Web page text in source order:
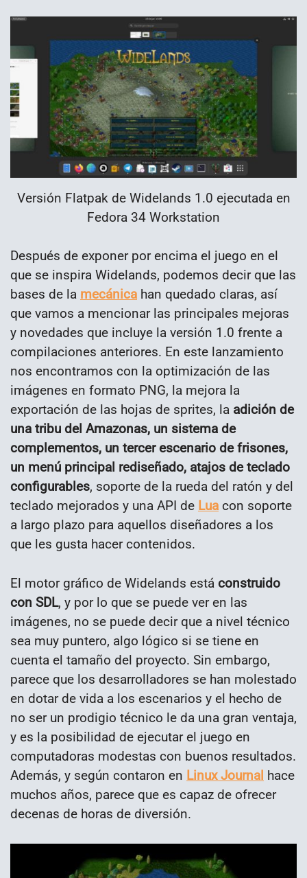
Versión Flatpak de Widelands 1.0 ejecutada en
Fedora 34 Workstation
Después de exponer por encima el juego en el
que se inspira Widelands, podemos decir que las
bases de la mecánica han quedado claras, así
que vamos a mencionar las principales mejoras
y novedades que incluye la versión 1.0 frente a
compilaciones anteriores. En este lanzamiento
nos encontramos con la optimización de las
imágenes en formato PNG, la mejora la
exportación de las hojas de sprites, la adición de
una tribu del Amazonas, un sistema de
complementos, un tercer escenario de frisones,
un menú principal rediseñado, atajos de teclado
configurables, soporte de la rueda del ratón y del
teclado mejorados y una API de Lua con soporte
a largo plazo para aquellos diseñadores a los
que les gusta hacer contenidos.
El motor gráfico de Widelands está construido
con SDL, y por lo que se puede ver en las
imágenes, no se puede decir que a nivel técnico
sea muy puntero, algo lógico si se tiene en
cuenta el tamaño del proyecto. Sin embargo,
parece que los desarrolladores se han molestado
en dotar de vida a los escenarios y el hecho de
no ser un prodigio técnico le da una gran ventaja,
y es la posibilidad de ejecutar el juego en
computadoras modestas con buenos resultados.
Además, y según contaron en Linux Journal hace
muchos años, parece que es capaz de ofrecer
decenas de horas de diversión.